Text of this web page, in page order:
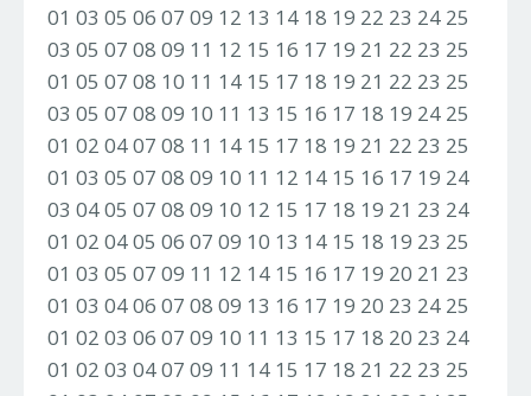
01 03 05 06 07 09 12 13 14 18 19 22 23 24 25
03 05 07 08 09 11 12 15 16 17 19 21 22 23 25
01 05 07 08 10 11 14 15 17 18 19 21 22 23 25
03 05 07 08 09 10 11 13 15 16 17 18 19 24 25
01 02 04 07 08 11 14 15 17 18 19 21 22 23 25
01 03 05 07 08 09 10 11 12 14 15 16 17 19 24
03 04 05 07 08 09 10 12 15 17 18 19 21 23 24
01 02 04 05 06 07 09 10 13 14 15 18 19 23 25
01 03 05 07 09 11 12 14 15 16 17 19 20 21 23
01 03 04 06 07 08 09 13 16 17 19 20 23 24 25
01 02 03 06 07 09 10 11 13 15 17 18 20 23 24
01 02 03 04 07 09 11 14 15 17 18 21 22 23 25